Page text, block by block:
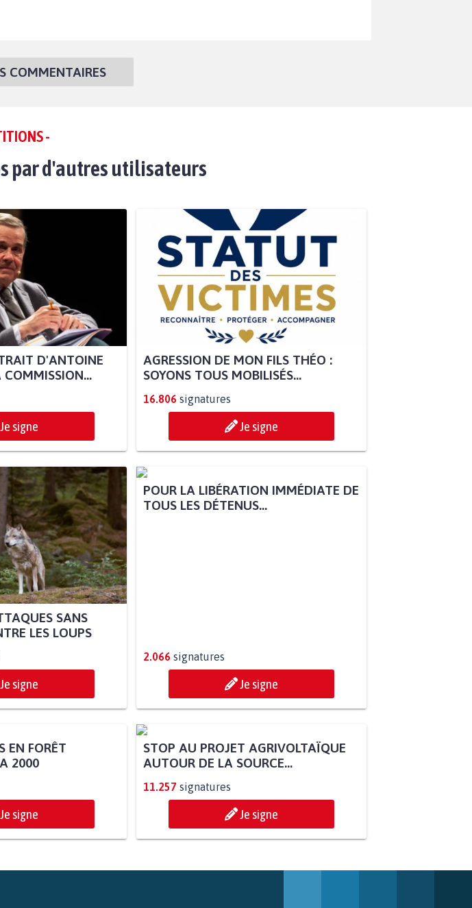
COMMENTAIRES
-
par d'autres utilisateurs
D'ANTOINE
Je signe
AGRESSION DE MON FILS THÉO :
SOYONS TOUS MOBILISÉS...
16.806 signatures
Je signe
SANS
LES LOUPS
Je signe
POUR LA LIBÉRATION IMMÉDIATE DE
TOUS LES DÉTENUS...
2.066 signatures
Je signe
EN FORÊT
2000
Je signe
STOP AU PROJET AGRIVOLTAÏQUE
AUTOUR DE LA SOURCE...
11.257 signatures
Je signe